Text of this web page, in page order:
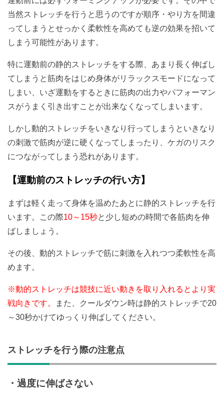
当然ストレッチを行うと思うのですが順序・やり方を間違
ってしまうとせっかく柔軟性を高めても逆の効果を招いて
しまう可能性があります。
特に運動前の静的ストレッチをする際、あまり長く伸ばし
てしまうと筋肉をはじめ身体がリラックスモードになって
しまい、いざ運動をするときに筋肉の出力やパフォーマン
スがうまく引き出すことが出来なくなってしまいます。
しかし動的ストレッチをいきなり行ってしまうといきなり
の刺激で筋肉が逆に硬くなってしまったり、ケガのリスク
につながってしまう恐れがあります。
【運動前のストレッチの行い方】
まずは軽く走って身体を温めたあとに静的ストレッチを行
います。
この際10～15秒と少し短めの時間で各筋肉を伸
ばしましょう。
その後、動的ストレッチで筋に刺激を入れつつ柔軟性を高
めます。
※動的ストレッチは競技に近い動きを取り入れるとより実
戦向きです。
また、クールダウン時は静的ストレッチで20
～30秒かけてゆっくり伸ばしてください。
ストレッチを行う際の注意点
・過度に伸ばさない